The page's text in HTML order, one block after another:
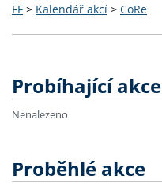
FF > Kalendář akcí > CoRe
Probíhající akce
Nenalezeno
Proběhlé akce